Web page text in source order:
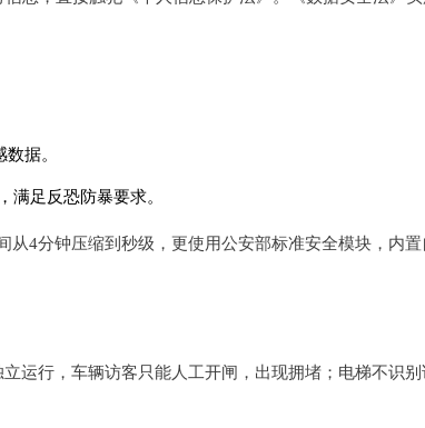
据。
足反恐防暴要求。
4分钟压缩到秒级，更使用公安部标准安全模块，内
运行，车辆访客只能人工开闸，出现拥堵；电梯不识